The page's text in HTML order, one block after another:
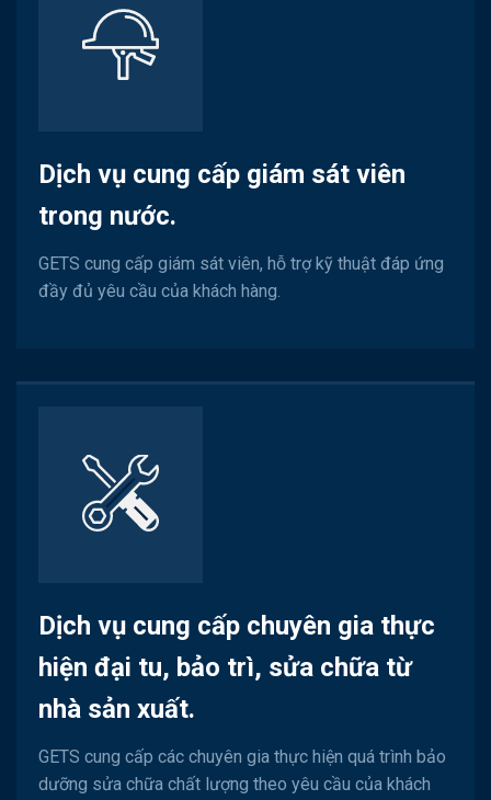
Dịch vụ cung cấp giám sát viên
trong nước.
GETS cung cấp giám sát viên, hỗ trợ kỹ thuật đáp ứng
đầy đủ yêu cầu của khách hàng.
Dịch vụ cung cấp chuyên gia thực
hiện đại tu, bảo trì, sửa chữa từ
nhà sản xuất.
GETS cung cấp các chuyên gia thực hiện quá trình bảo
dưỡng sửa chữa chất lượng theo yêu cầu của khách